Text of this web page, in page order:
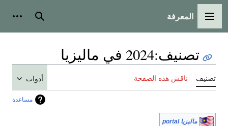
القائمة الرئيسية
المعرفة بحث
تصنيف:2024 في ماليزيا
تصنيف ناقش هذه الصفحة أدوات
مساعدة
ماليزيا portal